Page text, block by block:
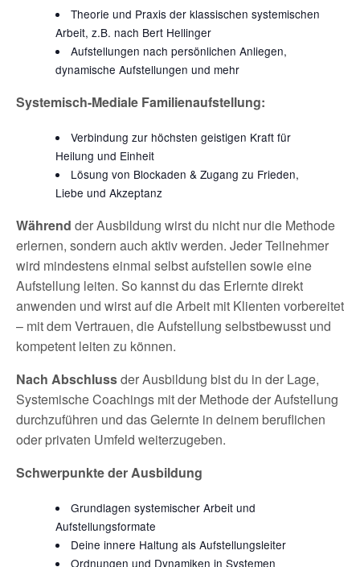
Theorie und Praxis der klassischen systemischen
Arbeit, z.B. nach Bert Hellinger
Aufstellungen nach persönlichen Anliegen,
dynamische Aufstellungen und mehr
Systemisch-Mediale Familienaufstellung:
Verbindung zur höchsten geistigen Kraft für
Heilung und Einheit
Lösung von Blockaden & Zugang zu Frieden,
Liebe und Akzeptanz
Während der Ausbildung wirst du nicht nur die Methode
erlernen, sondern auch aktiv werden. Jeder Teilnehmer
wird mindestens einmal selbst aufstellen sowie eine
Aufstellung leiten. So kannst du das Erlernte direkt
anwenden und wirst auf die Arbeit mit Klienten vorbereitet
– mit dem Vertrauen, die Aufstellung selbstbewusst und
kompetent leiten zu können.
Nach Abschlussder Ausbildung bist du in der Lage,
Systemische Coachings mit der Methode der Aufstellung
durchzuführen und das Gelernte in deinem beruflichen
oder privaten Umfeld weiterzugeben.
Schwerpunkte der Ausbildung
Grundlagen systemischer Arbeit und
Aufstellungsformate
Deine innere Haltung als Aufstellungsleiter
Ordnungen und Dynamiken in Systemen